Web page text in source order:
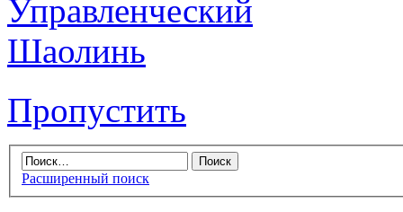
Пропустить
Расширенный поиск